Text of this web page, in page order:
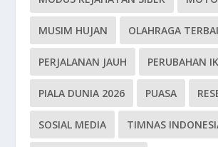
MUSIM HUJAN OLAHRAGA
PERJALANAN JAUH PERUBAHAN
PIALA DUNIA 2026 PUASA
SOSIAL MEDIA TIMNAS